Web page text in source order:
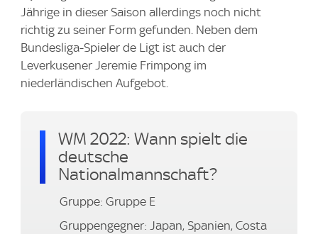
Jährige in dieser Saison allerdings noch nicht
richtig zu seiner Form gefunden. Neben dem
Bundesliga-Spieler de Ligt ist auch der
Leverkusener Jeremie Frimpong im
niederländischen Aufgebot.
WM 2022: Wann spielt die
deutsche
Nationalmannschaft?
Gruppe: Gruppe E
Gruppengegner: Japan, Spanien, Costa